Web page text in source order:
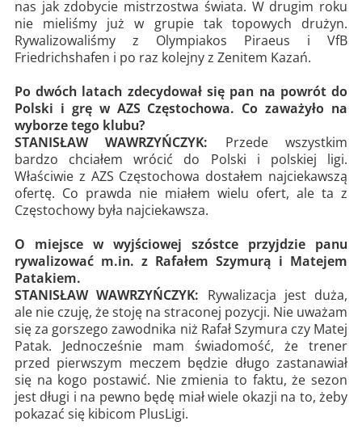
nas jak zdobycie mistrzostwa świata. W drugim roku
nie mieliśmy już w grupie tak topowych drużyn.
Rywalizowaliśmy z Olympiakos Piraeus i VfB
Friedrichshafen i po raz kolejny z Zenitem Kazań.
Po dwóch latach zdecydował się pan na powrót do
Polski i grę w AZS Częstochowa. Co zaważyło na
wyborze tego klubu?
STANISŁAW WAWRZYŃCZYK: Przede wszystkim
bardzo chciałem wrócić do Polski i polskiej ligi.
Właściwie z AZS Częstochowa dostałem najciekawszą
ofertę. Co prawda nie miałem wielu ofert, ale ta z
Częstochowy była najciekawsza.
O miejsce w wyjściowej szóstce przyjdzie panu
rywalizować m.in. z Rafałem Szymurą i Matejem
Patakiem.
STANISŁAW WAWRZYŃCZYK: Rywalizacja jest duża,
ale nie czuję, że stoję na straconej pozycji. Nie uważam
się za gorszego zawodnika niż Rafał Szymura czy Matej
Patak. Jednocześnie mam świadomość, że trener
przed pierwszym meczem będzie długo zastanawiał
się na kogo postawić. Nie zmienia to faktu, że sezon
jest długi i na pewno będę miał wiele okazji na to, żeby
pokazać się kibicom PlusLigi.